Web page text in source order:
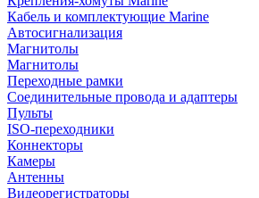
Кабель и комплектующие Marine
Автосигнализация
Магнитолы
Магнитолы
Переходные рамки
Соединительные провода и адаптеры
Пульты
ISO-переходники
Коннекторы
Камеры
Антенны
Видеорегистраторы